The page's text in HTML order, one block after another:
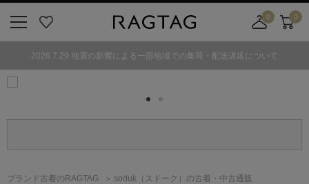
ボ
気
0
舗
ト
0
2026.7.29 地震の影響による一部地域での集荷・配送遅延について
ブランド古着のRAGTAG soduk（スドーク）の古着・中古通販